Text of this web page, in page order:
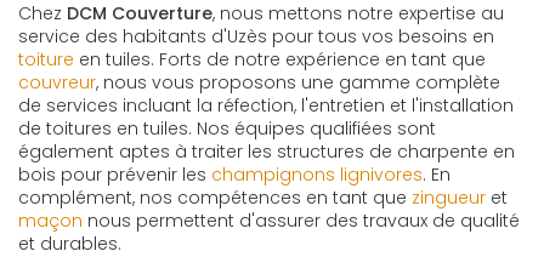
Chez DCM Couverture, nous mettons notre expertise au
service des habitants d'Uzès pour tous vos besoins en
toiture en tuiles. Forts de notre expérience en tant que
couvreur, nous vous proposons une gamme complète
de services incluant la réfection, l'entretien et l'installation
de toitures en tuiles. Nos équipes qualifiées sont
également aptes à traiter les structures de charpente en
bois pour prévenir les champignons lignivores. En
complément, nos compétences en tant que zingueur et
maçon nous permettent d'assurer des travaux de qualité
et durables.